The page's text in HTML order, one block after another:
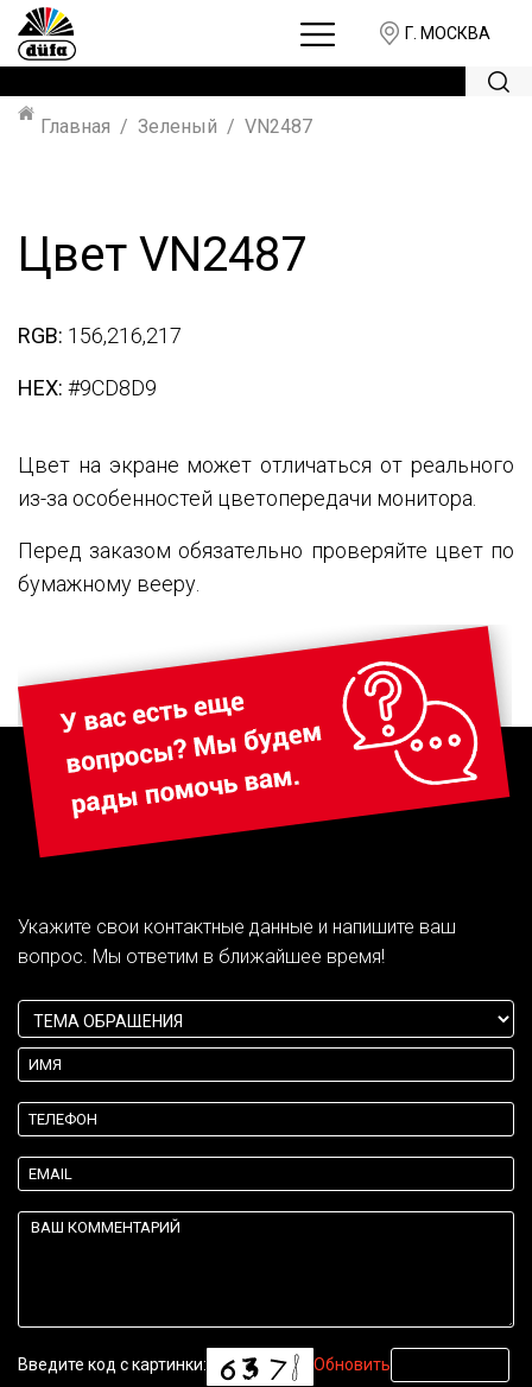
Г. МОСКВА
Главная Зеленый VN2487
Цвет VN2487
RGB: 156,216,217
HEX: #9CD8D9
Цвет на экране может отличаться от реального
из-за особенностей цветопередачи монитора.
Перед заказом обязательно проверяйте цвет по
бумажному вееру.
Укажите свои контактные данные и напишите ваш
вопрос. Мы ответим в ближайшее время!
Введите код с картинки: Обновить